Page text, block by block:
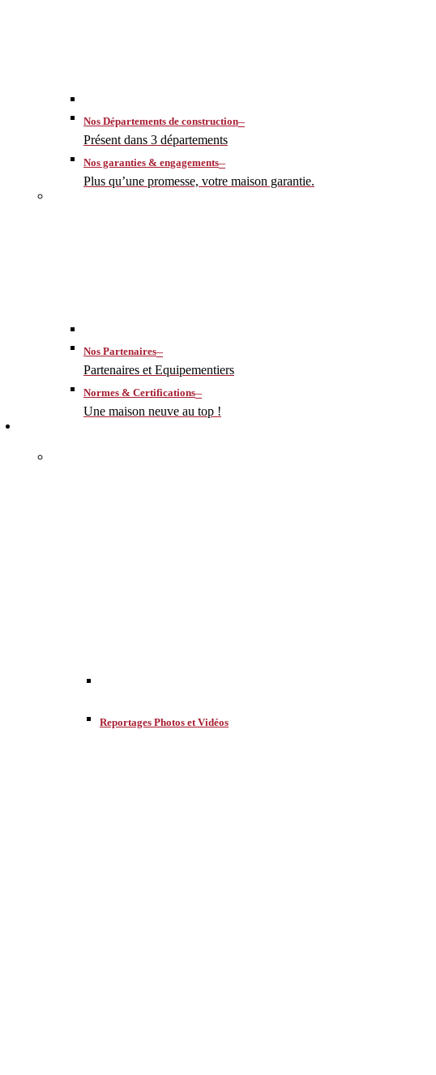
Nos Départements de construction–
Présent dans 3 départements
Nos garanties & engagements–
Plus qu’une promesse, votre maison garantie.
Nos Partenaires–
Partenaires et Equipementiers
Normes & Certifications–
Une maison neuve au top !
Reportages Photos et Vidéos